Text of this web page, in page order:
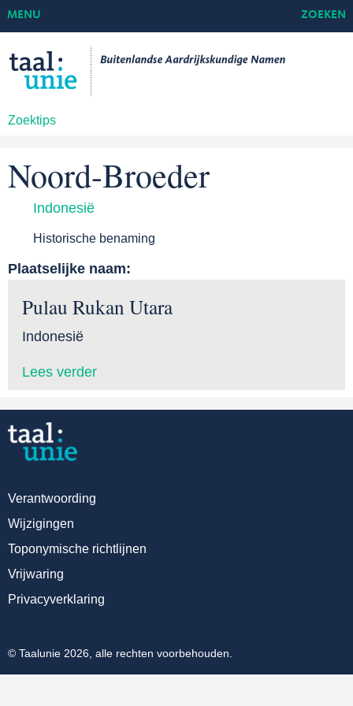
Zoektips
MENU ZOEKEN
Noord-Broeder
Indonesië
Historische benaming
Plaatselijke naam:
Pulau Rukan Utara
Indonesië
Lees verder
Verantwoording
Wijzigingen
Toponymische richtlijnen
Vrijwaring
Privacyverklaring
© Taalunie 2026, alle rechten voorbehouden.